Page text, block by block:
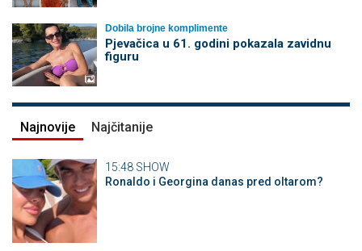
Dobila brojne komplimente
Pjevačica u 61. godini pokazala zavidnu
figuru
Najnovije Najčitanije
15:48 SHOW
Ronaldo i Georgina danas pred oltarom?